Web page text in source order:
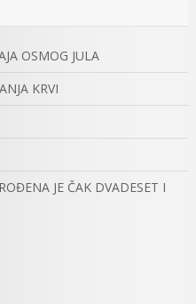
OSMOG JULA
KRVI
JE ČAK DVADESET I